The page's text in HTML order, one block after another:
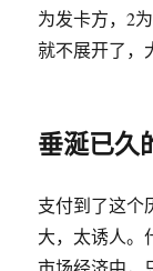
为发卡方，2
就不展开了，
垂涎已久
支付到了这个
大，太诱人。